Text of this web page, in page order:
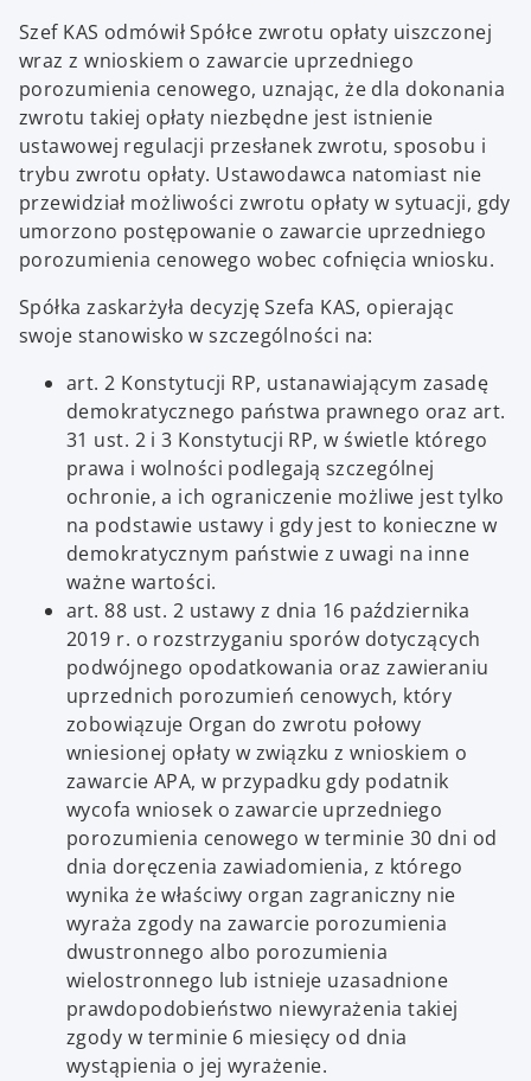
Szef KAS odmówił Spółce zwrotu opłaty uiszczonej
wraz z wnioskiem o zawarcie uprzedniego
porozumienia cenowego, uznając, że dla dokonania
zwrotu takiej opłaty niezbędne jest istnienie
ustawowej regulacji przesłanek zwrotu, sposobu i
trybu zwrotu opłaty. Ustawodawca natomiast nie
przewidział możliwości zwrotu opłaty w sytuacji, gdy
umorzono postępowanie o zawarcie uprzedniego
porozumienia cenowego wobec cofnięcia wniosku.
Spółka zaskarżyła decyzję Szefa KAS, opierając
swoje stanowisko w szczególności na:
art. 2 Konstytucji RP, ustanawiającym zasadę
demokratycznego państwa prawnego oraz art.
31 ust. 2 i 3 Konstytucji RP, w świetle którego
prawa i wolności podlegają szczególnej
ochronie, a ich ograniczenie możliwe jest tylko
na podstawie ustawy i gdy jest to konieczne w
demokratycznym państwie z uwagi na inne
ważne wartości.
art. 88 ust. 2 ustawy z dnia 16 października
2019 r. o rozstrzyganiu sporów dotyczących
podwójnego opodatkowania oraz zawieraniu
uprzednich porozumień cenowych, który
zobowiązuje Organ do zwrotu połowy
wniesionej opłaty w związku z wnioskiem o
zawarcie APA, w przypadku gdy podatnik
wycofa wniosek o zawarcie uprzedniego
porozumienia cenowego w terminie 30 dni od
dnia doręczenia zawiadomienia, z którego
wynika że właściwy organ zagraniczny nie
wyraża zgody na zawarcie porozumienia
dwustronnego albo porozumienia
wielostronnego lub istnieje uzasadnione
prawdopodobieństwo niewyrażenia takiej
zgody w terminie 6 miesięcy od dnia
wystąpienia o jej wyrażenie.